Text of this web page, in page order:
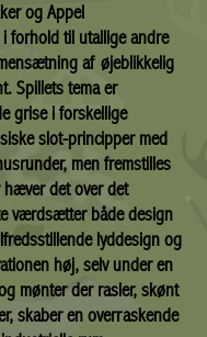
og Appel
forhold til utallige andre
af øjeblikkelig
Spillets tema er
grise i forskellige
slot-principper med
men fremstilles
hæver det over det
værdsætter både design
lyddesign og
høj, selv under en
mønter der rasler, skønt
skaber en overraskende